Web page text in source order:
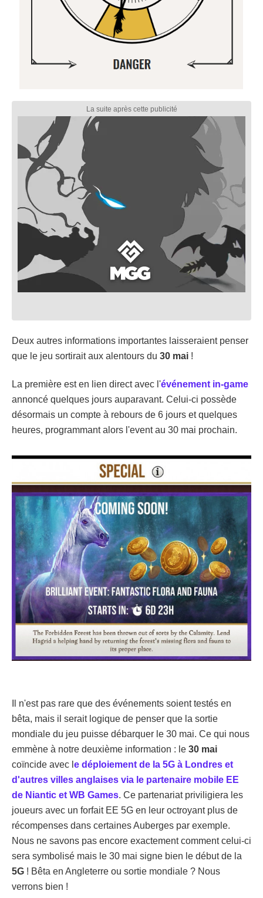
Deux autres informations importantes laisseraient penser
que le jeu sortirait aux alentours du 30 mai !
La première est en lien direct avec l'événement in-game
annoncé quelques jours auparavant. Celui-ci possède
désormais un compte à rebours de 6 jours et quelques
heures, programmant alors l'event au 30 mai prochain.
Il n'est pas rare que des événements soient testés en
bêta, mais il serait logique de penser que la sortie
mondiale du jeu puisse débarquer le 30 mai. Ce qui nous
emmène à notre deuxième information : le 30 mai
coïncide avec l e déploiement de la 5G à Londres et
d'autres villes anglaises via le partenaire mobile EE
de Niantic et WB Games. Ce partenariat priviligiera les
joueurs avec un forfait EE 5G en leur octroyant plus de
récompenses dans certaines Auberges par exemple.
Nous ne savons pas encore exactement comment celui-ci
sera symbolisé mais le 30 mai signe bien le début de la
5G ! Bêta en Angleterre ou sortie mondiale ? Nous
verrons bien !